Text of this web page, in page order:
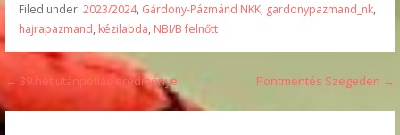
Filed under: 2023/2024, Gárdony-Pázmánd NKK, gardonypazmand_nk,
hajrapazmand, kézilabda, NBI/B felnőtt
Bejegyzés
navigáció
← 39.hét utánpótlás eredményei Pontmentés Szegeden →